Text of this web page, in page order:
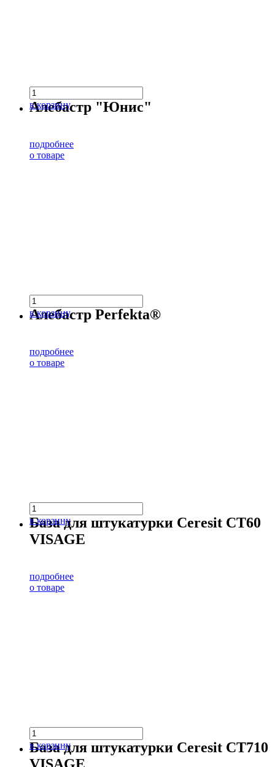
в корзину
Алебастр "Юнис"
подробнее
о товаре
в корзину
Алебастр Perfekta®
подробнее
о товаре
в корзину
База для штукатурки Ceresit CT60
VISAGE
подробнее
о товаре
в корзину
База для штукатурки Ceresit CT710